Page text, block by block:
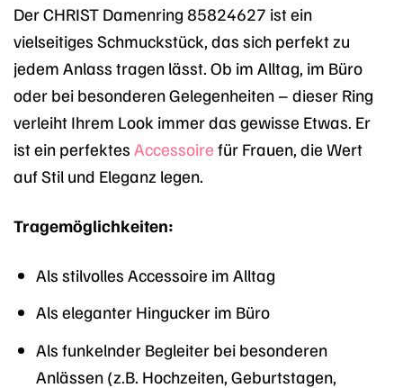
Der CHRIST Damenring 85824627 ist ein
vielseitiges Schmuckstück, das sich perfekt zu
jedem Anlass tragen lässt. Ob im Alltag, im Büro
oder bei besonderen Gelegenheiten – dieser Ring
verleiht Ihrem Look immer das gewisse Etwas. Er
ist ein perfektes Accessoire für Frauen, die Wert
auf Stil und Eleganz legen.
Tragemöglichkeiten:
Als stilvolles Accessoire im Alltag
Als eleganter Hingucker im Büro
Als funkelnder Begleiter bei besonderen
Anlässen (z.B. Hochzeiten, Geburtstagen,